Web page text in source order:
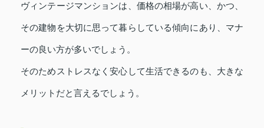
ヴィンテージマンションは、価格の相場が高い、かつ、
その建物を大切に思って暮らしている傾向にあり、マナ
ーの良い方が多いでしょう。
そのためストレスなく安心して生活できるのも、大きな
メリットだと言えるでしょう。